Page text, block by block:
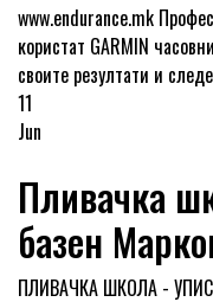
www.endurance.mk
користат GARMIN
своите резултати и
11
Jun
Пливачка
базен
ПЛИВАЧКА ШКОЛА -